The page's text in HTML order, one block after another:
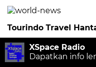
XSpace Radio
Dapatkan info
Tourindo Travel
Saturday, 28-6-2025 22:37